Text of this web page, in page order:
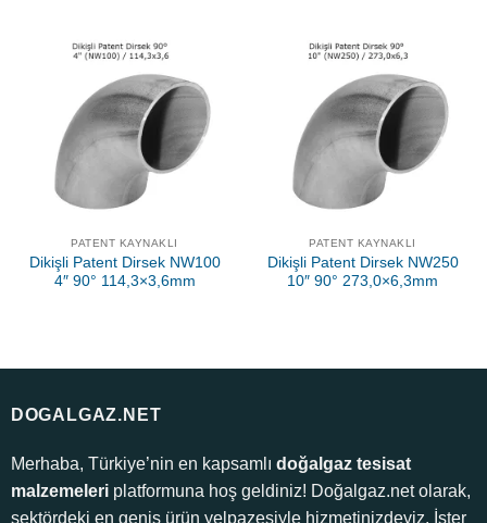
PATENT KAYNAKLI
Dikişli Patent Dirsek NW100
4″ 90° 114,3×3,6mm
PATENT KAYNAKLI
Dikişli Patent Dirsek NW250
10″ 90° 273,0×6,3mm
DOGALGAZ.NET
Merhaba, Türkiye’nin en kapsamlı doğalgaz tesisat
malzemeleriplatformuna hoş geldiniz! Doğalgaz.net olarak,
sektördeki en geniş ürün yelpazesiyle hizmetinizdeyiz. İster